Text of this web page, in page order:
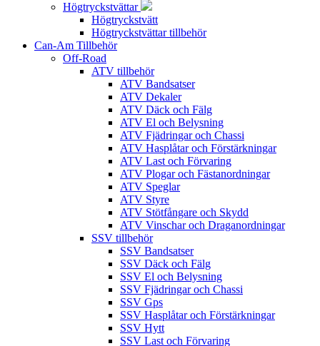
Högtryckstvättar
Högtryckstvätt
Högtryckstvättar tillbehör
Can-Am Tillbehör
Off-Road
ATV tillbehör
ATV Bandsatser
ATV Dekaler
ATV Däck och Fälg
ATV El och Belysning
ATV Fjädringar och Chassi
ATV Hasplåtar och Förstärkningar
ATV Last och Förvaring
ATV Plogar och Fästanordningar
ATV Speglar
ATV Styre
ATV Stötfångare och Skydd
ATV Vinschar och Draganordningar
SSV tillbehör
SSV Bandsatser
SSV Däck och Fälg
SSV El och Belysning
SSV Fjädringar och Chassi
SSV Gps
SSV Hasplåtar och Förstärkningar
SSV Hytt
SSV Last och Förvaring